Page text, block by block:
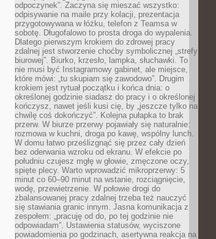
odpoczynek”. Zaczyna się mieszać wszystko:
odpisywanie na maile przy kolacji, prezentacja
przygotowywana w łóżku, telefon z Teamsa w
sobotę. Długofalowo to prosta droga do wypalenia.
Dlatego pierwszym krokiem do zdrowej pracy
zdalnej jest stworzenie choćby symbolicznej „strefy
biurowej”. Biurko, krzesło, lampka, słuchawki. To
nie musi być Instagramowy gabinet, ale miejsce,
które mówi: „tu skupiam się zawodowo”. Drugim
krokiem jest rytuał początku i końca dnia: o
określonej godzinie siadasz do pracy i o określonej
kończysz, nawet jeśli kusi cię, by „jeszcze tylko na
chwilę coś dokończyć”. Kolejna pułapka to brak
przerw. W biurze przerwy pojawiały się naturalnie:
rozmowa w kuchni, droga po kawę, wspólny lunch.
W domu łatwo prześlizgnąć się przez cały dzień
bez oderwania wzroku od ekranu. W efekcie po
południu czujesz mgłę w głowie, zmęczone oczy,
spięte plecy. Warto wprowadzić mikroprzerwy: 5
minut co 60–90 minut na wstanie, rozciągnięcie,
wodę, przewietrzenie. W połowie drogi do
zbalansowanej pracy zdalnej trzeba też nauczyć
się stawiania granic innym. Jasna komunikacja z
zespołem: „pracuję od do, po tej godzinie nie
odpowiadam”. Ustawienia statusów, wyciszone
powiadomienia po godzinach, asertywna reakcja na